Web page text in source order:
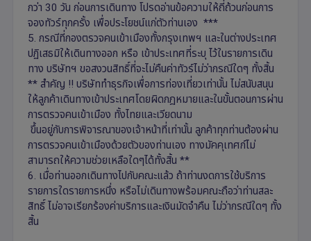
กว่า 30 วัน ก่อนการเดินทาง โปรดอ่านข้อความให้ถี่ถ้วนก่อนการ
จองทัวร์ทุกครั้ง เพื่อประโยชน์แก่ตัวท่านเอง ***
5. กรณีที่กองตรวจคนเข้าเมืองทั้งกรุงเทพฯ และในต่างประเทศ
ปฏิเสธมิให้เดินทางออก หรือ เข้าประเทศที่ระบุ ไว้ในรายการเดิน
ทาง บริษัทฯ ขอสงวนสิทธิ์ที่จะไม่คืนค่าทัวร์ไม่ว่ากรณีใดๆ ทั้งสิ้น
** สำคัญ !! บริษัททำธุรกิจเพื่อการท่องเที่ยวเท่านั้น ไม่สนับสนุน
ให้ลูกค้าเดินทางเข้าประเทศโดยผิดกฎหมายและในขั้นตอนการผ่าน
การตรวจคนเข้าเมือง ทั้งไทยและเวียดนาม
ขึ้นอยู่กับการพิจารณาของเจ้าหน้าที่เท่านั้น ลูกค้าทุกท่านต้องผ่าน
การตรวจคนเข้าเมืองด้วยตัวของท่านเอง ทางมัคคุเทศก์ไม่
สามารถให้ความช่วยเหลือใดๆได้ทั้งสิ้น **
6. เมื่อท่านออกเดินทางไปกับคณะแล้ว ถ้าท่านงดการใช้บริการ
รายการใดรายการหนึ่ง หรือไม่เดินทางพร้อมคณะถือว่าท่านสละ
สิทธิ์ ไม่อาจเรียกร้องค่าบริการและเงินมัดจำคืน ไม่ว่ากรณีใดๆ ทั้ง
สิ้น